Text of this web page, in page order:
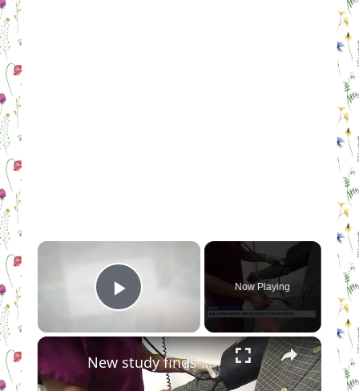
×
Play Video
Now Playing
×
New study finds millions of American might be eligible for statins